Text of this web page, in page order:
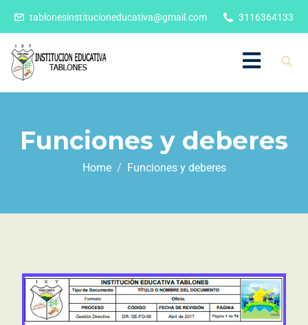
tablonesinstitucioneducativa@gmail.com 3116364133
Funciones y deberes
Home Funciones y deberes